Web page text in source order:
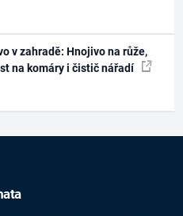
v zahradě: Hnojivo na růže,
na komáry i čistič nářadí